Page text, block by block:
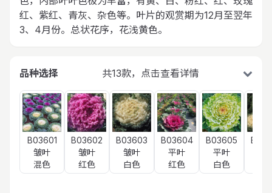
红、紫红、青灰、杂色等。叶片的观赏期为12月至翌年
3、4月份。总状花序，花浅黄色。
品种选择 共13款，点击查看详情
B03601
皱叶
混色
B03602
皱叶
红色
B03603
皱叶
白色
B03604
平叶
红色
B03605
平叶
白色